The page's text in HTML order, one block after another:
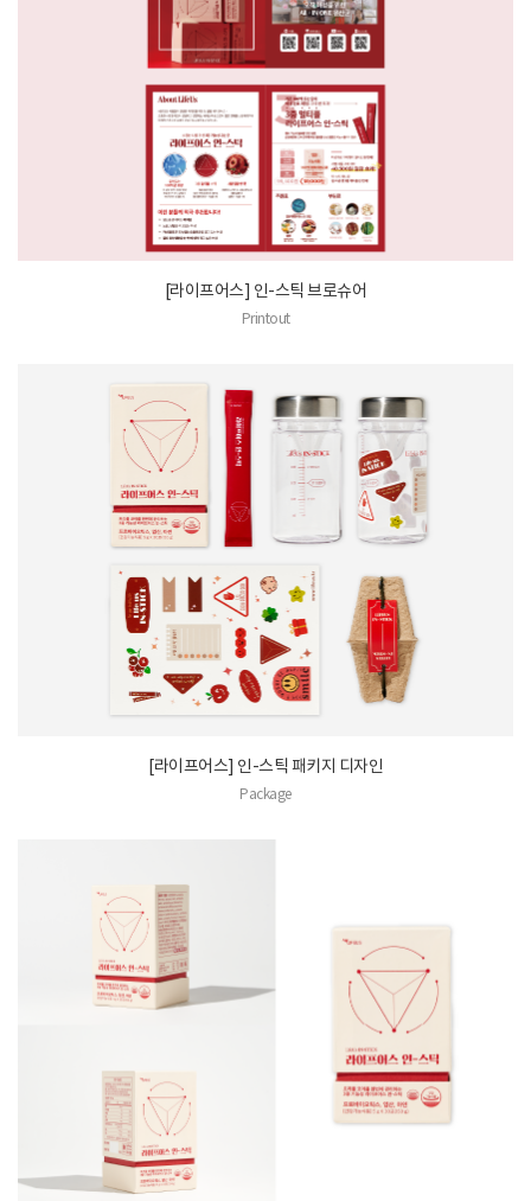
[라이프어스] 인-스틱 브로슈어
Printout
[라이프어스] 인-스틱 패키지 디자인
Package